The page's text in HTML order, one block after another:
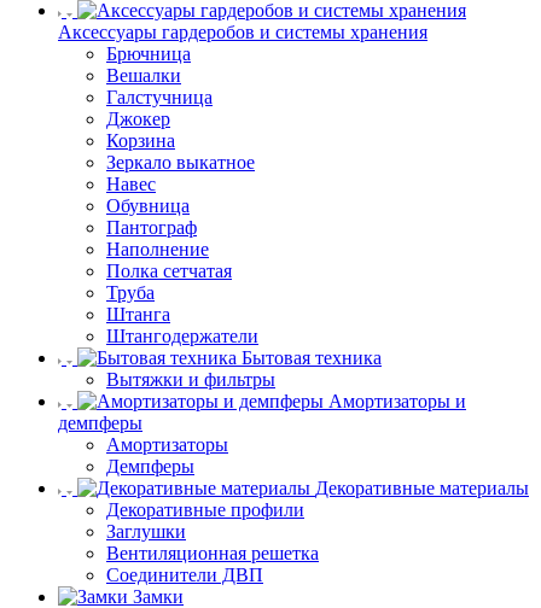
Аксессуары гардеробов и системы хранения
Брючница
Вешалки
Галстучница
Джокер
Корзина
Зеркало выкатное
Навес
Обувница
Пантограф
Наполнение
Полка сетчатая
Труба
Штанга
Штангодержатели
Бытовая техника
Вытяжки и фильтры
Амортизаторы и
демпферы
Амортизаторы
Демпферы
Декоративные материалы
Декоративные профили
Заглушки
Вентиляционная решетка
Соединители ДВП
Замки